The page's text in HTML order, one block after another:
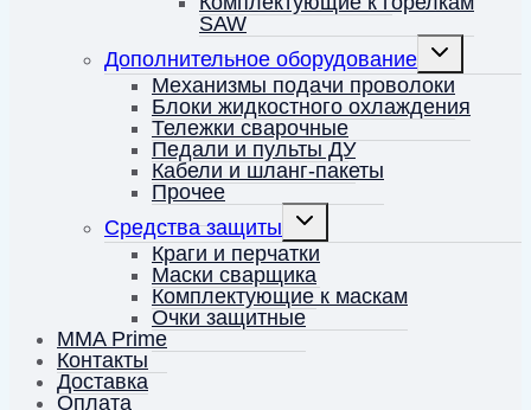
SAW
Дополнительное оборудование
Переключить
меню
Механизмы подачи проволоки
Блоки жидкостного охлаждения
Тележки сварочные
Педали и пульты ДУ
Кабели и шланг-пакеты
Прочее
Средства защиты
Переключить
меню
Краги и перчатки
Маски сварщика
Комплектующие к маскам
Очки защитные
MMA Prime
Контакты
Доставка
Оплата